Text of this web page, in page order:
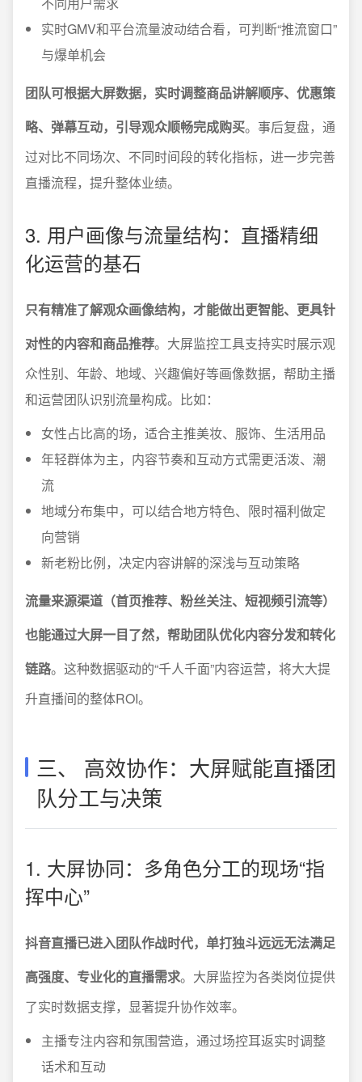
实时GMV和平台流量波动结合看，可判断“推流窗口”
与爆单机会
团队可根据大屏数据，实时调整商品讲解顺序、优惠策
略、弹幕互动，引导观众顺畅完成购买。事后复盘，通
过对比不同场次、不同时间段的转化指标，进一步完善
直播流程，提升整体业绩。
3. 用户画像与流量结构：直播精细
化运营的基石
只有精准了解观众画像结构，才能做出更智能、更具针
对性的内容和商品推荐。大屏监控工具支持实时展示观
众性别、年龄、地域、兴趣偏好等画像数据，帮助主播
和运营团队识别流量构成。比如：
女性占比高的场，适合主推美妆、服饰、生活用品
年轻群体为主，内容节奏和互动方式需更活泼、潮
流
地域分布集中，可以结合地方特色、限时福利做定
向营销
新老粉比例，决定内容讲解的深浅与互动策略
流量来源渠道（首页推荐、粉丝关注、短视频引流等）
也能通过大屏一目了然，帮助团队优化内容分发和转化
链路。这种数据驱动的“千人千面”内容运营，将大大提
升直播间的整体ROI。
三、 高效协作：大屏赋能直播团
队分工与决策
1. 大屏协同：多角色分工的现场“指
挥中心”
抖音直播已进入团队作战时代，单打独斗远远无法满足
高强度、专业化的直播需求。大屏监控为各类岗位提供
了实时数据支撑，显著提升协作效率。
主播专注内容和氛围营造，通过场控耳返实时调整
话术和互动